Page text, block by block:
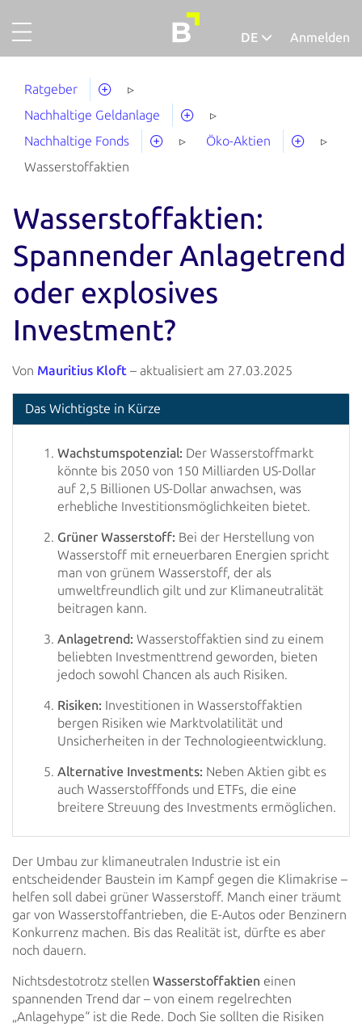
Finanzieren
Über uns
So funktionierts
Abgeschlossene Projekte
Ausfallquote
Ratgeber
DE Anmelden
Ratgeber
Nachhaltige Geldanlage
Nachhaltige Fonds
Öko-Aktien
Wasserstoffaktien
Wasserstoffaktien:
Spannender Anlagetrend
oder explosives
Investment?
Von Mauritius Kloft – aktualisiert am 27.03.2025
Das Wichtigste in Kürze
Wachstumspotenzial: Der Wasserstoffmarkt
könnte bis 2050 von 150 Milliarden US-Dollar
auf 2,5 Billionen US-Dollar anwachsen, was
erhebliche Investitionsmöglichkeiten bietet.
Grüner Wasserstoff: Bei der Herstellung von
Wasserstoff mit erneuerbaren Energien spricht
man von grünem Wasserstoff, der als
umweltfreundlich gilt und zur Klimaneutralität
beitragen kann.
Anlagetrend: Wasserstoffaktien sind zu einem
beliebten Investmenttrend geworden, bieten
jedoch sowohl Chancen als auch Risiken.
Risiken: Investitionen in Wasserstoffaktien
bergen Risiken wie Marktvolatilität und
Unsicherheiten in der Technologieentwicklung.
Alternative Investments: Neben Aktien gibt es
auch Wasserstofffonds und ETFs, die eine
breitere Streuung des Investments ermöglichen.
Der Umbau zur klimaneutralen Industrie ist ein
entscheidender Baustein im Kampf gegen die Klimakrise –
helfen soll dabei grüner Wasserstoff. Manch einer träumt
gar von Wasserstoffantrieben, die E-Autos oder Benzinern
Konkurrenz machen. Bis das Realität ist, dürfte es aber
noch dauern.
Nichtsdestotrotz stellen Wasserstoffaktien einen
spannenden Trend dar – von einem regelrechten
„Anlagehype“ ist die Rede. Doch Sie sollten die Risiken